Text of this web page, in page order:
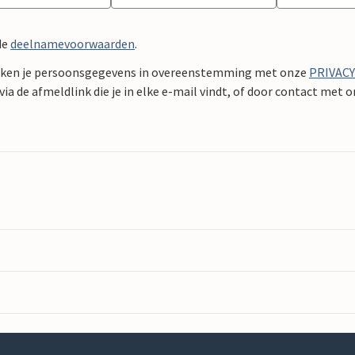
deelnamevoorwaarden.
je persoonsgegevens in overeenstemming met onze
de afmeldlink die je in elke e-mail vindt, of door contact met